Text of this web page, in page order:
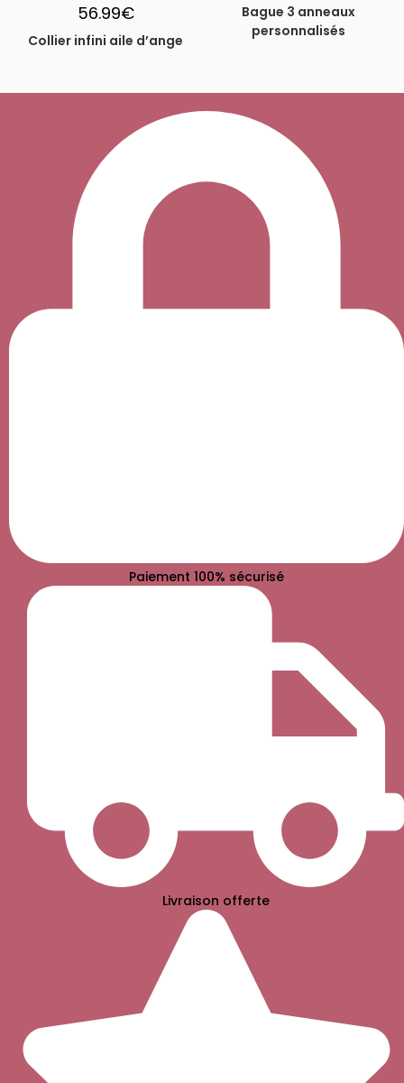
56.99€
Collier infini aile d’ange
Bague 3 anneaux
personnalisés
Paiement 100% sécurisé
Livraison offerte